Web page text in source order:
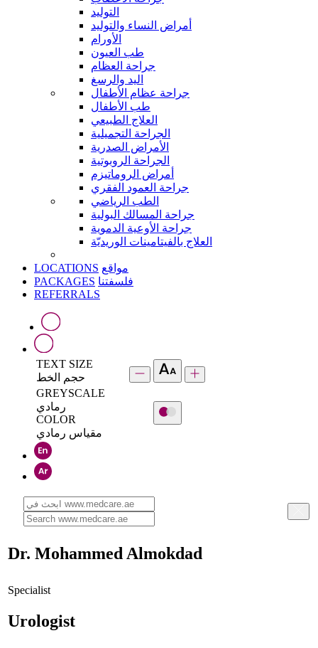
التوليد
أمراض النساء والتوليد
الأورام
طب العيون
جراحة العظام
اليد والرسغ
جراحة عظام الأطفال
طب الأطفال
العلاج الطبيعي
الجراحة التجميلية
الأمراض الصدرية
الجراحة الروبوتية
أمراض الروماتيزم
جراحة العمود الفقري
الطب الرياضي
جراحة المسالك البولية
جراحة الأوعية الدموية
العلاج بالفيتامينات الوريديّة
LOCATIONS مواقع
PACKAGES فلسفتنا
REFERRALS
TEXT SIZE
حجم الخط
GREYSCALE
رمادي
COLOR
مقياس رمادي
Dr. Mohammed Almokdad
Specialist
Urologist